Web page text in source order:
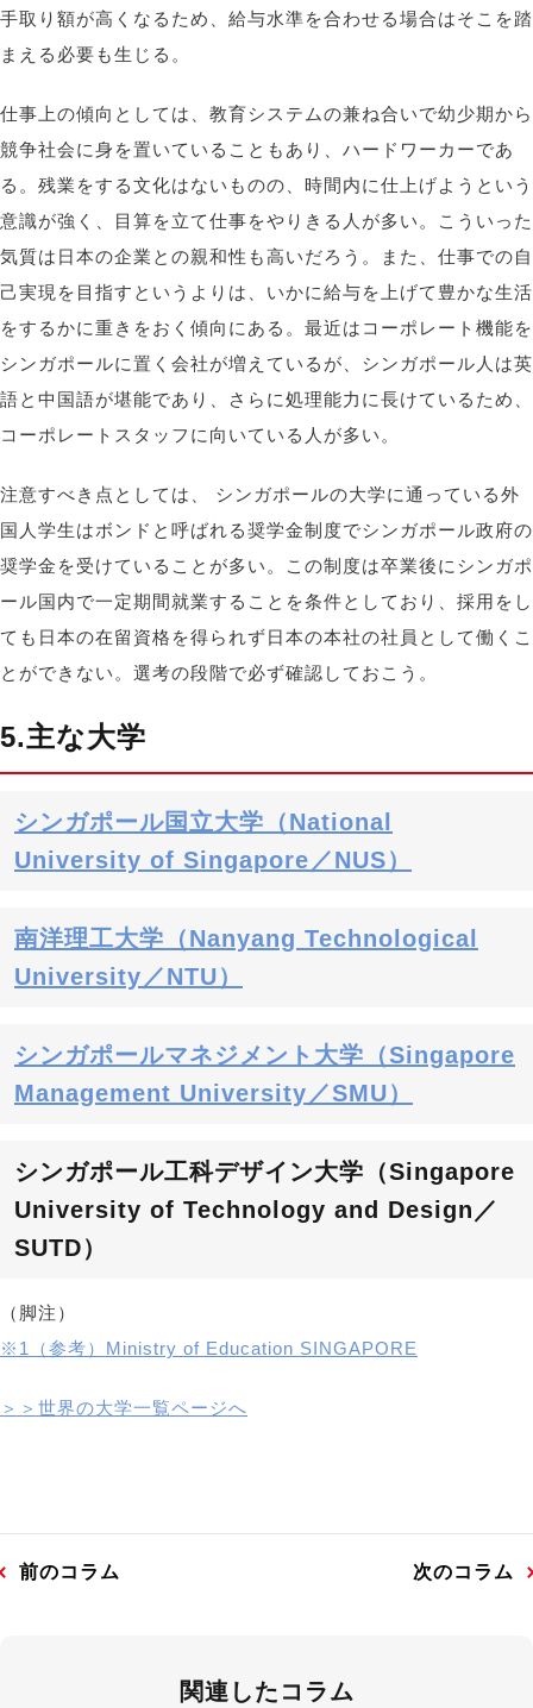
手取り額が高くなるため、給与水準を合わせる場合はそこを踏
まえる必要も生じる。
仕事上の傾向としては、教育システムの兼ね合いで幼少期から
競争社会に身を置いていることもあり、ハードワーカーであ
る。残業をする文化はないものの、時間内に仕上げようという
意識が強く、目算を立て仕事をやりきる人が多い。こういった
気質は日本の企業との親和性も高いだろう。また、仕事での自
己実現を目指すというよりは、いかに給与を上げて豊かな生活
をするかに重きをおく傾向にある。最近はコーポレート機能を
シンガポールに置く会社が増えているが、シンガポール人は英
語と中国語が堪能であり、さらに処理能力に長けているため、
コーポレートスタッフに向いている人が多い。
注意すべき点としては、 シンガポールの大学に通っている外
国人学生はボンドと呼ばれる奨学金制度でシンガポール政府の
奨学金を受けていることが多い。この制度は卒業後にシンガポ
ール国内で一定期間就業することを条件としており、採用をし
ても日本の在留資格を得られず日本の本社の社員として働くこ
とができない。選考の段階で必ず確認しておこう。
5.主な大学
シンガポール国立大学（National
University of Singapore／NUS）
南洋理工大学（Nanyang Technological
University／NTU）
シンガポールマネジメント大学（Singapore
Management University／SMU）
シンガポール工科デザイン大学（Singapore
University of Technology and Design／
SUTD）
（脚注）
※1（参考）Ministry of Education SINGAPORE
＞＞世界の大学一覧ページへ
前のコラム 次のコラム
関連したコラム